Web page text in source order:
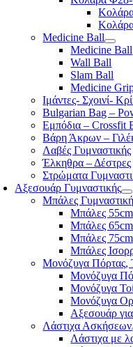
Medicine Ball
Medicine Ball
Wall Ball
Slam Ball
Medicine
Ιμάντες- Σχοινί-
Bulgarian Bag –
Εμπόδια – Crossfit
Βάρη Άκρων –
Λαβές Γυμναστικής
Έλκηθρα – Δέστρες
Στρώματα
Αξεσουάρ Γυμναστικής
Μπάλες
Μπάλες 55cm
Μπάλες 65cm
Μπάλες 75cm
Μπάλες
Μονόζυγα Πόρτας,
Μονόζυγα
Μονόζυγα
Μονόζυγα
Αξεσουάρ
Λάστιχα Ασκήσεων
Λάστιχα με